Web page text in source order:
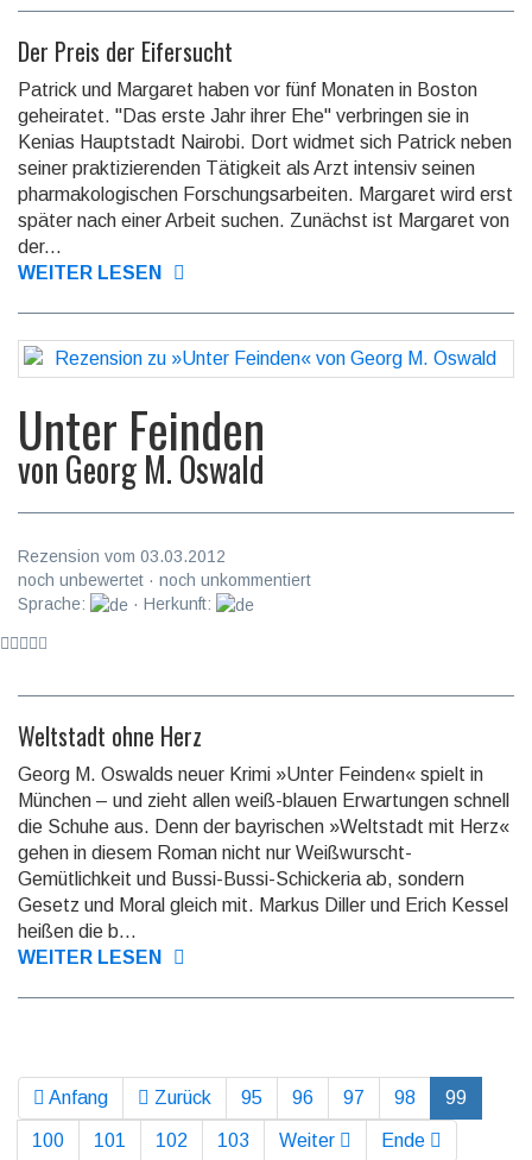
Der Preis der Eifersucht
Patrick und Margaret haben vor fünf Monaten in Boston
geheiratet. "Das erste Jahr ihrer Ehe" verbringen sie in
Kenias Hauptstadt Nairobi. Dort widmet sich Patrick neben
seiner praktizierenden Tätigkeit als Arzt intensiv seinen
pharmakologischen Forschungsarbeiten. Margaret wird erst
später nach einer Arbeit suchen. Zunächst ist Margaret von
der...
WEITER LESEN
Unter Feinden
vonGeorg M. Oswald
Rezension vom 03.03.2012
noch unbewertet · noch unkommentiert
Sprache:
· Herkunft:
Weltstadt ohne Herz
Georg M. Oswalds neuer Krimi »Unter Feinden« spielt in
München – und zieht allen weiß-blauen Erwartungen schnell
die Schuhe aus. Denn der bayrischen »Weltstadt mit Herz«
gehen in diesem Roman nicht nur Weißwurscht-
Gemütlichkeit und Bussi-Bussi-Schickeria ab, sondern
Gesetz und Moral gleich mit. Markus Diller und Erich Kessel
heißen die b...
WEITER LESEN
Anfang Zurück 95 96 97 98 99
100 101 102 103 Weiter Ende